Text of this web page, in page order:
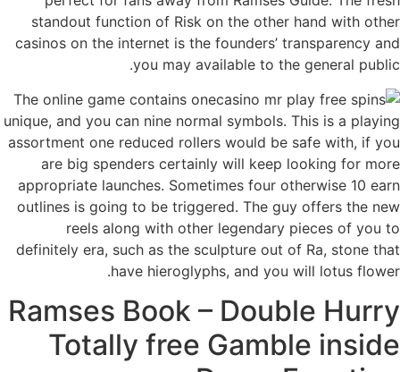
standout function of Risk on the other hand with other
casinos on the internet is the founders’ transparency and
you may available to the general public.
The online game contains one
unique, and you can nine normal symbols. This is a playing
assortment one reduced rollers would be safe with, if you
are big spenders certainly will keep looking for more
appropriate launches. Sometimes four otherwise 10 earn
outlines is going to be triggered. The guy offers the new
reels along with other legendary pieces of you to
definitely era, such as the sculpture out of Ra, stone that
have hieroglyphs, and you will lotus flower.
Ramses Book – Double Hurry
Totally free Gamble inside